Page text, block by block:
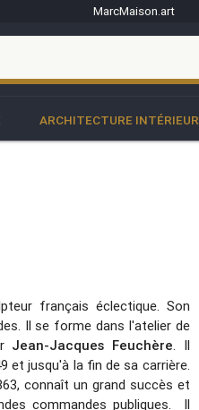
MarcMaison.art
ARCHITECTURE
français éclectique. Son
Il se forme dans l'atelier de
Jean-Jacques Feuchère. Il
et jusqu'à la fin de sa carrière.
connaît un grand succès et
commandes publiques. Il